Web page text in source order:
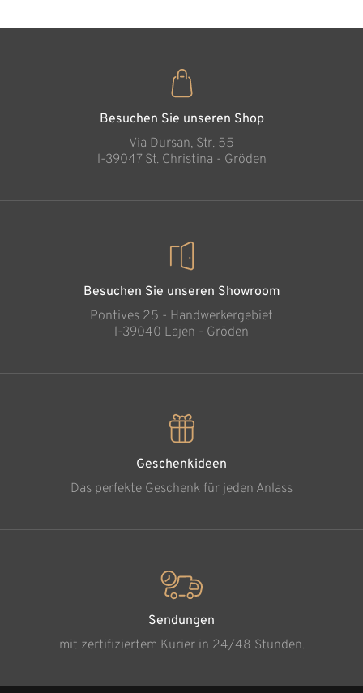
Besuchen Sie unseren Shop
Via Dursan, Str. 55
l-39047 St. Christina - Gröden
Besuchen Sie unseren Showroom
Pontives 25 - Handwerkergebiet
l-39040 Lajen - Gröden
Geschenkideen
Das perfekte Geschenk für jeden Anlass
Sendungen
mit zertifiziertem Kurier in 24/48 Stunden.